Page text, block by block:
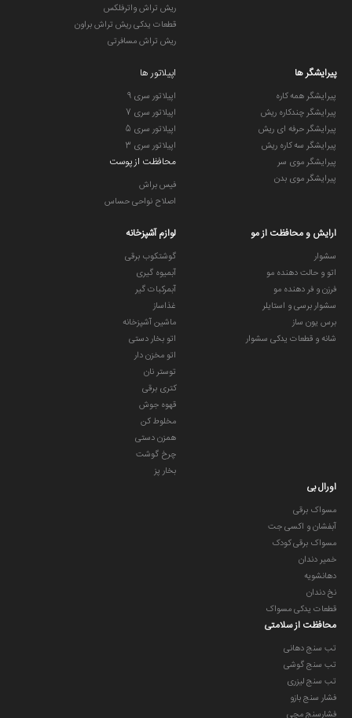
ریش تراش واترفلکس
قطعات یدکی ریش تراش براون
ریش تراش مسافرتی
پیرایشگر ها
پیرایشگر همه کاره
پیرایشگر چندکاره ریش
پیرایشگر حرفه ای ریش
پیرایشگر سه کاره ریش
پیرایشگر موی سر
پیرایشگر موی بدن
اپیلاتور ها
اپیلاتور سری 9
اپیلاتور سری 7
اپیلاتور سری 5
اپیلاتور سری 3
محافظت از پوست
فیس براش
اصلاح نواحی حساس
ارایش و محافظت از مو
سشوار
اتو و حالت دهنده مو
فرزن و فر دهنده مو
سشوار برسی و استایلر
برس یون ساز
شانه و قطعات یدکی سشوار
لوازم آشپزخانه
گوشتکوب برقی
آبمیوه گیری
آبمرکبات گیر
غذاساز
ماشین آشپزخانه
اتو بخار دستی
اتو مخزن دار
توستر نان
کتری برقی
قهوه جوش
مخلوط کن
همزن دستی
چرخ گوشت
بخار پز
اورال بی
مسواک برقی
آبفشان و اکسی جت
مسواک برقی کودک
خمیر دندان
دهانشویه
نخ دندان
قطعات یدکی مسواک
محافظت از سلامتی
تب سنج دهانی
تب سنج گوشی
تب سنج لیزری
فشار سنج بازو
فشارسنج مچی